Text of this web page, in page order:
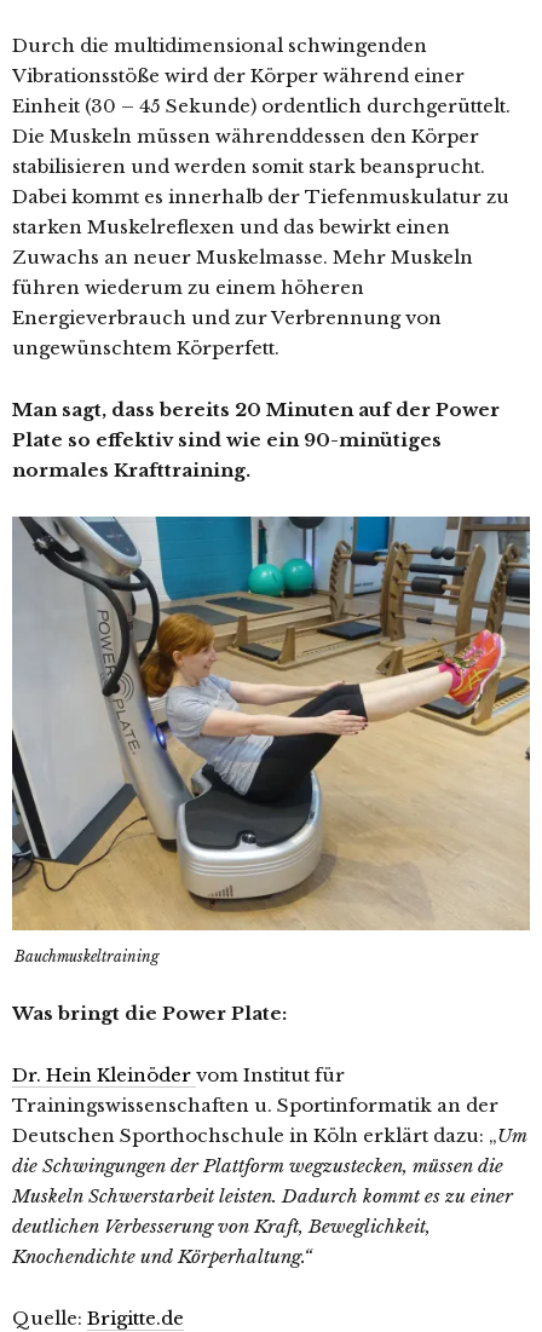
Durch die multidimensional schwingenden
Vibrationsstöße wird der Körper während einer
Einheit (30 – 45 Sekunde) ordentlich durchgerüttelt.
Die Muskeln müssen währenddessen den Körper
stabilisieren und werden somit stark beansprucht.
Dabei kommt es innerhalb der Tiefenmuskulatur zu
starken Muskelreflexen und das bewirkt einen
Zuwachs an neuer Muskelmasse. Mehr Muskeln
führen wiederum zu einem höheren
Energieverbrauch und zur Verbrennung von
ungewünschtem Körperfett.
Man sagt, dass bereits 20 Minuten auf der Power
Plate so effektiv sind wie ein 90-minütiges
normales Krafttraining.
Bauchmuskeltraining
Was bringt die Power Plate:
Dr. Hein Kleinöder vom Institut für
Trainingswissenschaften u. Sportinformatik an der
Deutschen Sporthochschule in Köln erklärt dazu: „Um
die Schwingungen der Plattform wegzustecken, müssen die
Muskeln Schwerstarbeit leisten. Dadurch kommt es zu einer
deutlichen Verbesserung von Kraft, Beweglichkeit,
Knochendichte und Körperhaltung.“
Quelle: Brigitte.de